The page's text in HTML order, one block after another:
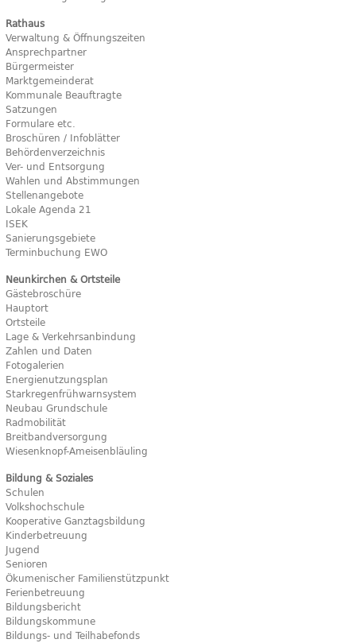
Rathaus
Verwaltung & Öffnungszeiten
Ansprechpartner
Bürgermeister
Marktgemeinderat
Kommunale Beauftragte
Satzungen
Formulare etc.
Broschüren / Infoblätter
Behördenverzeichnis
Ver- und Entsorgung
Wahlen und Abstimmungen
Stellenangebote
Lokale Agenda 21
ISEK
Sanierungsgebiete
Terminbuchung EWO
Neunkirchen & Ortsteile
Gästebroschüre
Hauptort
Ortsteile
Lage & Verkehrsanbindung
Zahlen und Daten
Fotogalerien
Energienutzungsplan
Starkregenfrühwarnsystem
Neubau Grundschule
Radmobilität
Breitbandversorgung
Wiesenknopf-Ameisenbläuling
Bildung & Soziales
Schulen
Volkshochschule
Kooperative Ganztagsbildung
Kinderbetreuung
Jugend
Senioren
Ökumenischer Familienstützpunkt
Ferienbetreuung
Bildungsbericht
Bildungskommune
Bildungs- und Teilhabefonds